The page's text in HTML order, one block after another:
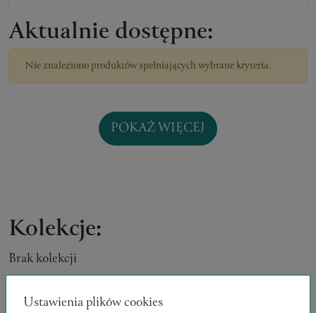
Aktualnie dostępne:
Nie znaleziono produktów spełniających wybrane kryteria.
POKAŻ WIĘCEJ
Kolekcje:
Brak kolekcji
Ustawienia plików cookies